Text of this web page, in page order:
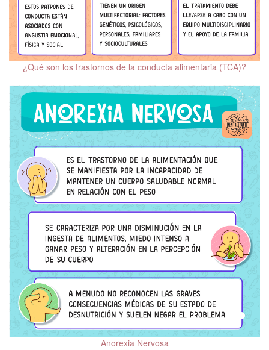
Personalidad
Salud Mental ante
COVID-19
Emociones
Salud fí­sica y salud
mental
Trastornos del sueño
Depresión
Ansiedad
Trastorno del Espectro
Autista (TEA)
Trastorno Límite de la
Personalidad (TLP)
Trastorno por Déficit de
Atención e Hiperactividad
(TDAH)
Trastornos de la
¿Qué son los trastornos de la conducta alimentaria (TCA)?
Anorexia Nervosa